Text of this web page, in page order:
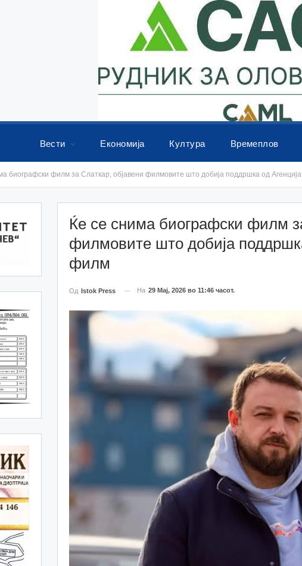
Вести Економија Култура Времеплов
биографски филм за Слаткар, објавени филмовите што добија поддршка од
Ќе се снима биографски филм
филмовите што добија
филм
Од Istok Press На 29 Мај, 2026 во 11:46 часот.